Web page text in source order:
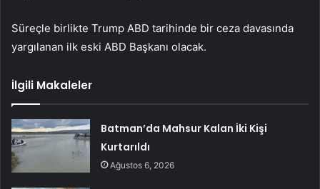
Süreçle birlikte Trump ABD tarihinde bir ceza davasında
yargılanan ilk eski ABD Başkanı olacak.
İlgili Makaleler
Batman’da Mahsur Kalan İki Kişi
Kurtarıldı
Ağustos 6, 2026